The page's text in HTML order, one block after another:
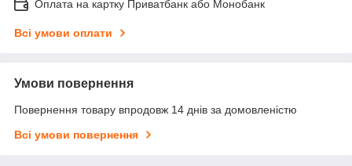
Оплата на картку Приватбанк або Монобанк
Всі умови оплати
Умови повернення
Повернення товару впродовж 14 днів за домовленістю
Всі умови повернення